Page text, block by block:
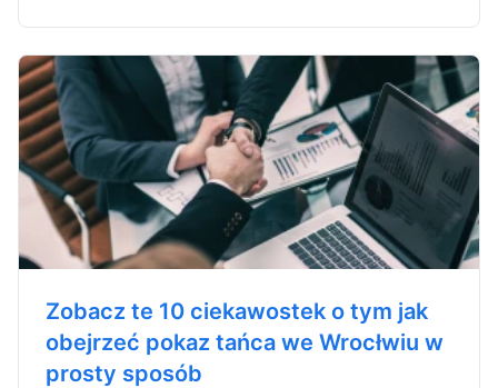
Zobacz te 10 ciekawostek o tym jak
obejrzeć pokaz tańca we Wrocłwiu w
prosty sposób